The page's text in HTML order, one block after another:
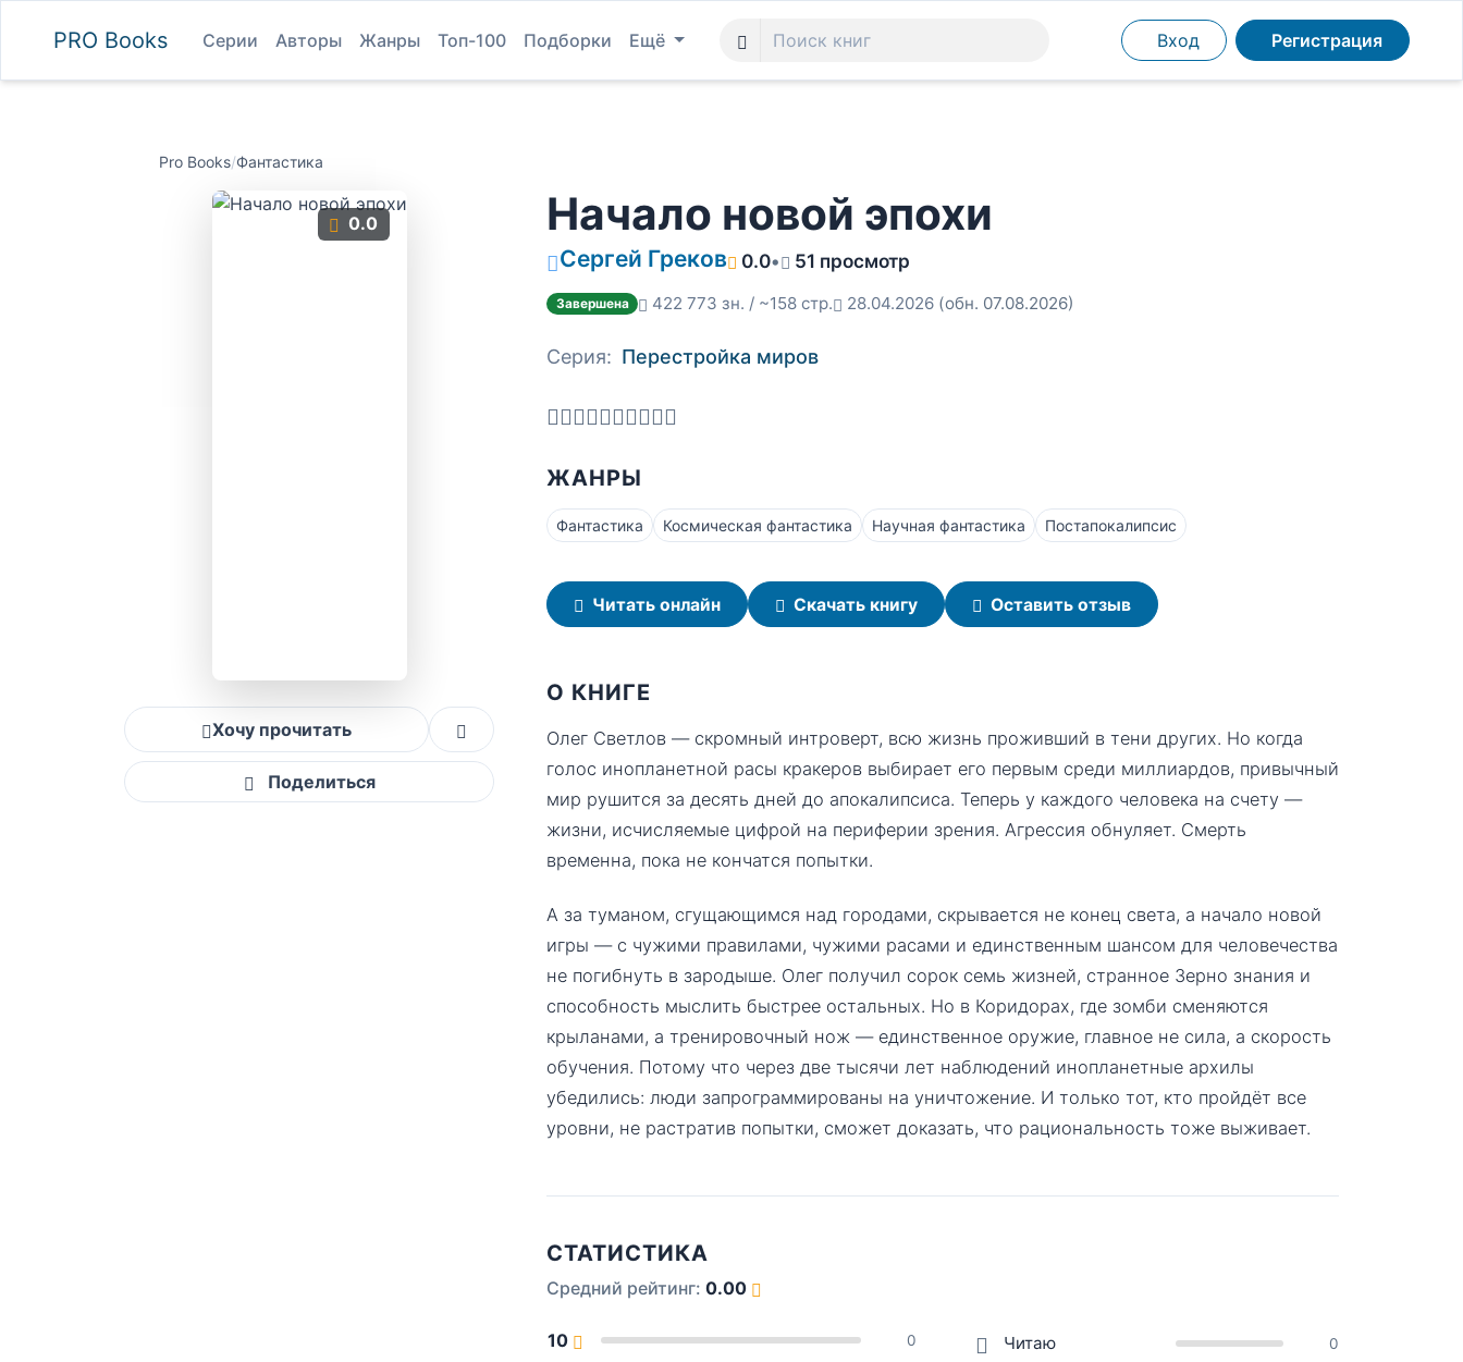
PRO Books Серии Авторы Жанры Топ-100 Подборки Ещё Вход Регистрация
Pro Books/Фантастика
0.0
Хочу прочитать
Поделиться
Начало новой эпохи
Сергей Греков 0.0• 51 просмотр
Завершена 422 773 зн. / ~158 стр. 28.04.2026 (обн. 07.08.2026)
Серия: Перестройка миров
ЖАНРЫ
Фантастика Космическая фантастика Научная фантастика Постапокалипсис
Читать онлайн Скачать книгу Оставить отзыв
О КНИГЕ
Олег Светлов — скромный интроверт, всю жизнь проживший в тени других. Но когда
голос инопланетной расы кракеров выбирает его первым среди миллиардов, привычный
мир рушится за десять дней до апокалипсиса. Теперь у каждого человека на счету —
жизни, исчисляемые цифрой на периферии зрения. Агрессия обнуляет. Смерть
временна, пока не кончатся попытки.
А за туманом, сгущающимся над городами, скрывается не конец света, а начало новой
игры — с чужими правилами, чужими расами и единственным шансом для человечества
не погибнуть в зародыше. Олег получил сорок семь жизней, странное Зерно знания и
способность мыслить быстрее остальных. Но в Коридорах, где зомби сменяются
крыланами, а тренировочный нож — единственное оружие, главное не сила, а скорость
обучения. Потому что через две тысячи лет наблюдений инопланетные архилы
убедились: люди запрограммированы на уничтожение. И только тот, кто пройдёт все
уровни, не растратив попытки, сможет доказать, что рациональность тоже выживает.
СТАТИСТИКА
Средний рейтинг: 0.00
10 0 Читаю 0